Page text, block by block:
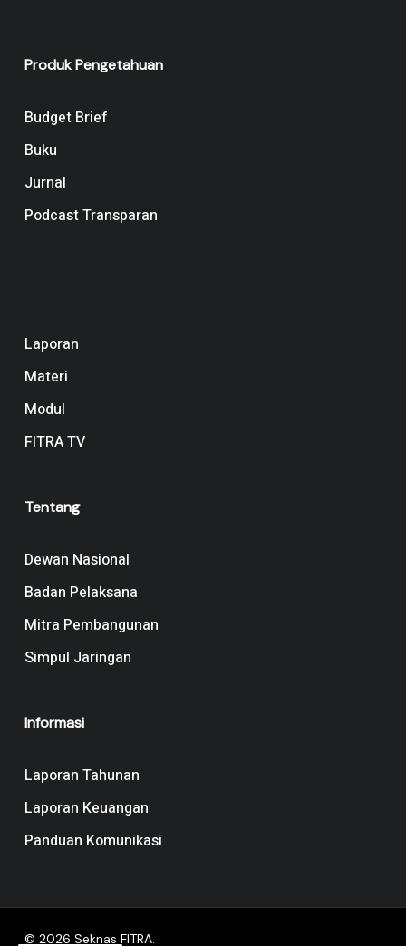
Produk Pengetahuan
Budget Brief
Buku
Jurnal
Podcast Transparan
Laporan
Materi
Modul
FITRA TV
Tentang
Dewan Nasional
Badan Pelaksana
Mitra Pembangunan
Simpul Jaringan
Informasi
Laporan Tahunan
Laporan Keuangan
Panduan Komunikasi
© 2026 Seknas FITRA.